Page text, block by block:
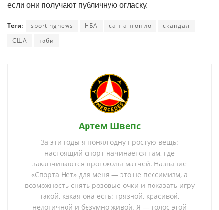
если они получают публичную огласку.
Теги: sportingnews НБА сан-антонио
скандал
США
тоби
Артем Швепс
За эти годы я понял одну простую вещь:
настоящий спорт начинается там, где
заканчиваются протоколы матчей. Название
«Спорта Нет» для меня — это не пессимизм, а
возможность снять розовые очки и показать игру
такой, какая она есть: грязной, красивой,
нелогичной и безумно живой. Я — голос этой